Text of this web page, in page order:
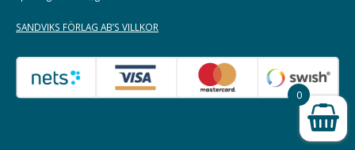
SANDVIKS FÖRLAG AB’S VILLKOR
0